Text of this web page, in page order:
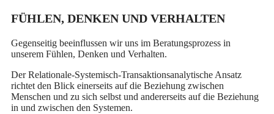
FÜHLEN, DENKEN UND VERHALTEN
Gegenseitig beeinflussen wir uns im Beratungsprozess in
unserem Fühlen, Denken und Verhalten.
Der Relationale-Systemisch-Transaktionsanalytische Ansatz
richtet den Blick einerseits auf die Beziehung zwischen
Menschen und zu sich selbst und andererseits auf die Beziehung
in und zwischen den Systemen.